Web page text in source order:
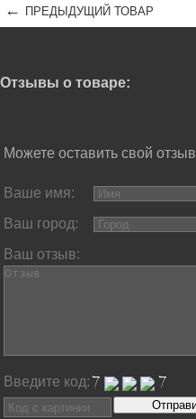
← ПРЕДЫДУЩИЙ ТОВАР
Отзывы о товаре:
Можете оставить свой отзыв
Ваше имя:
Ваш город:
Ваш отзыв:
Введите код: